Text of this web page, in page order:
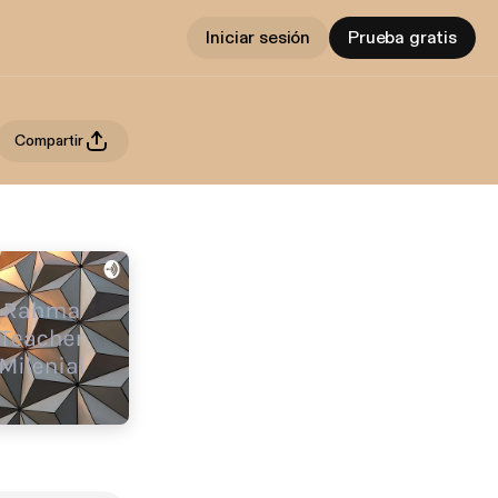
Iniciar sesión Prueba gratis
Compartir